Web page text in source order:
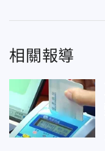
相關報導